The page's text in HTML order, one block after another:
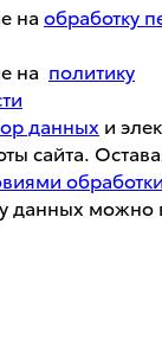
на обработку
на политику
данных и
сайта.
данных можно